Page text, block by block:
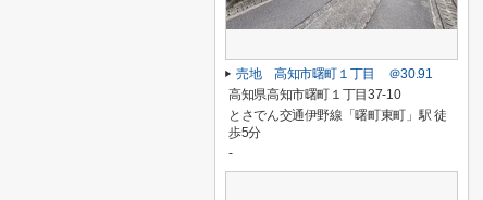
売地 高知市曙町１丁目 ＠30.91
高知県高知市曙町１丁目37-10
とさでん交通伊野線「曙町東町」駅 徒
歩5分
-